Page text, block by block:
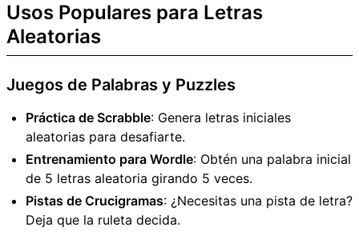
Usos Populares para Letras
Aleatorias
Juegos de Palabras y Puzzles
Práctica de Scrabble: Genera letras iniciales
aleatorias para desafiarte.
Entrenamiento para Wordle: Obtén una palabra inicial
de 5 letras aleatoria girando 5 veces.
Pistas de Crucigramas: ¿Necesitas una pista de letra?
Deja que la ruleta decida.